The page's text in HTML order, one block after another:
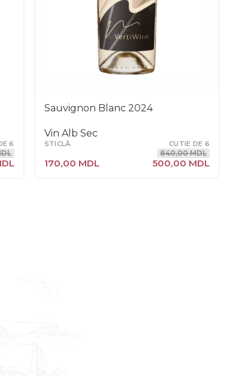
6
Sauvignon Blanc 2024
Vin Alb Sec
STICLĂ CUTIE DE 6
840,00MDL
170,00 MDL 500,00 MDL